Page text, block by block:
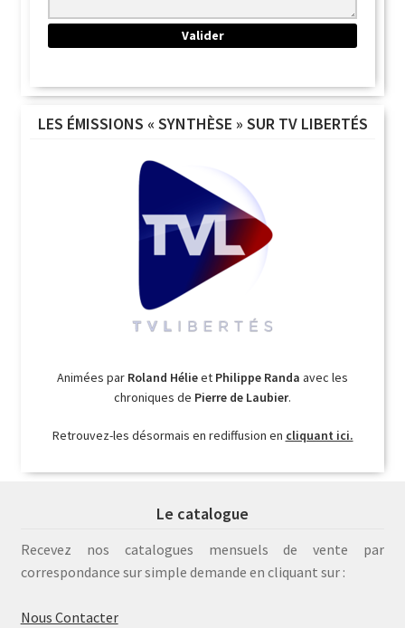
LES ÉMISSIONS « SYNTHÈSE » SUR TV LIBERTÉS
Animées par Roland Hélieet Philippe Randa avec les
chroniques de Pierre de Laubier.
Retrouvez-les désormais en rediffusion en cliquant ici.
Le catalogue
Recevez nos catalogues mensuels de vente par
correspondance sur simple demande en cliquant sur :
Nous Contacter